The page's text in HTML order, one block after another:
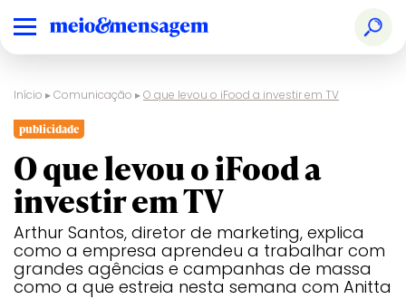
Início ▸Comunicação ▸O que levou o iFood a investir em TV
publicidade
O que levou o iFood a
investir em TV
Arthur Santos, diretor de marketing, explica
como a empresa aprendeu a trabalhar com
grandes agências e campanhas de massa
como a que estreia nesta semana com Anitta